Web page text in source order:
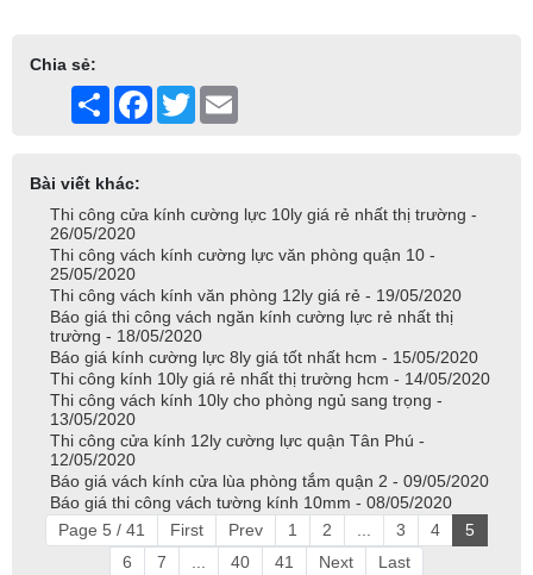
Chia sẻ:
Share Facebook
Twitter
Bài viết khác:
Thi công cửa kính cường lực 10ly giá rẻ nhất thị trường -
26/05/2020
Thi công vách kính cường lực văn phòng quận 10 -
25/05/2020
Thi công vách kính văn phòng 12ly giá rẻ - 19/05/2020
Báo giá thi công vách ngăn kính cường lực rẻ nhất thị
trường - 18/05/2020
Báo giá kính cường lực 8ly giá tốt nhất hcm - 15/05/2020
Thi công kính 10ly giá rẻ nhất thị trường hcm - 14/05/2020
Thi công vách kính 10ly cho phòng ngủ sang trọng -
13/05/2020
Thi công cửa kính 12ly cường lực quận Tân Phú -
12/05/2020
Báo giá vách kính cửa lùa phòng tắm quận 2 - 09/05/2020
Báo giá thi công vách tường kính 10mm - 08/05/2020
Page 5 / 41
First Prev 1 2 3 4
5
6
7 40 41 Next Last